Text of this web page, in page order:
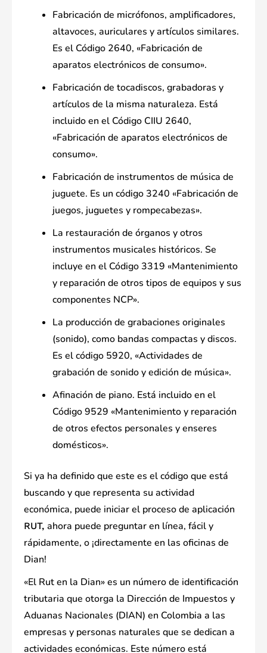
Fabricación de micrófonos, amplificadores,
altavoces, auriculares y artículos similares.
Es el Código 2640, «Fabricación de
aparatos electrónicos de consumo».
Fabricación de tocadiscos, grabadoras y
artículos de la misma naturaleza. Está
incluido en el Código CIIU 2640,
«Fabricación de aparatos electrónicos de
consumo».
Fabricación de instrumentos de música de
juguete. Es un código 3240 «Fabricación de
juegos, juguetes y rompecabezas».
La restauración de órganos y otros
instrumentos musicales históricos. Se
incluye en el Código 3319 «Mantenimiento
y reparación de otros tipos de equipos y sus
componentes NCP».
La producción de grabaciones originales
(sonido), como bandas compactas y discos.
Es el código 5920, «Actividades de
grabación de sonido y edición de música».
Afinación de piano. Está incluido en el
Código 9529 «Mantenimiento y reparación
de otros efectos personales y enseres
domésticos».
Si ya ha definido que este es el código que está
buscando y que representa su actividad
económica, puede iniciar el proceso de aplicación
RUT, ahora puede preguntar en línea, fácil y
rápidamente, o ¡directamente en las oficinas de
Dian!
«El Rut en la Dian» es un número de identificación
tributaria que otorga la Dirección de Impuestos y
Aduanas Nacionales (DIAN) en Colombia a las
empresas y personas naturales que se dedican a
actividades económicas. Este número está